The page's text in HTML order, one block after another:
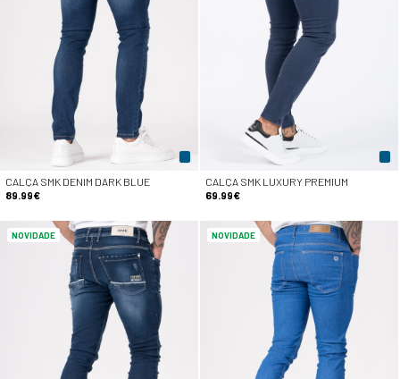
CALÇA SMK DENIM DARK BLUE
89.99€
CALÇA SMK LUXURY PREMIUM
69.99€
NOVIDADE NOVIDADE